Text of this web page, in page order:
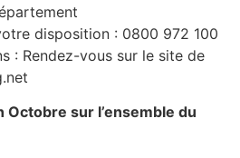
disposition : 0800 972 100
: Rendez-vous sur le site de
Octobre sur l’ensemble du